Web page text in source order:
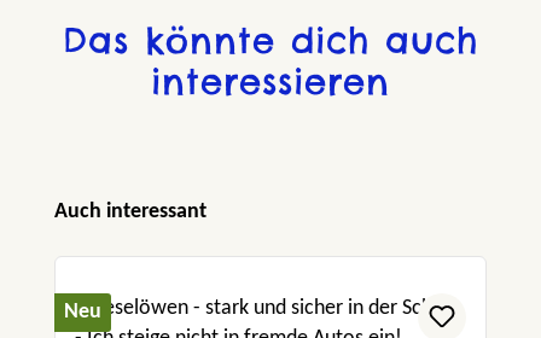
Das könnte dich auch
interessieren
Produktgalerie überspringen
Auch interessant
Neu